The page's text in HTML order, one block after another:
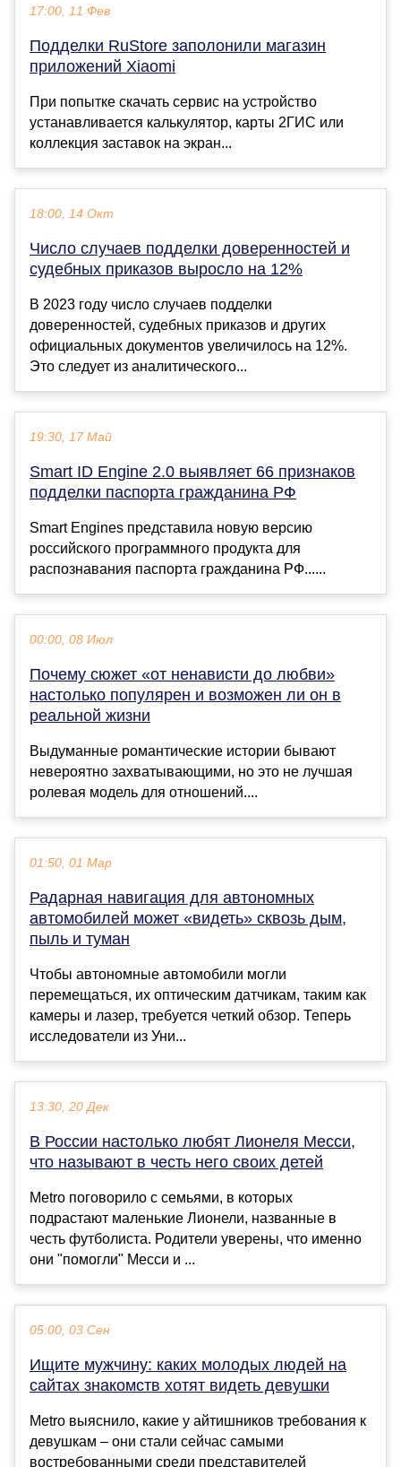
17:00, 11 Фев
Подделки RuStore заполонили магазин
приложений Xiaomi
При попытке скачать сервис на устройство
устанавливается калькулятор, карты 2ГИС или
коллекция заставок на экран...
18:00, 14 Окт
Число случаев подделки доверенностей и
судебных приказов выросло на 12%
В 2023 году число случаев подделки
доверенностей, судебных приказов и других
официальных документов увеличилось на 12%.
Это следует из аналитического...
19:30, 17 Май
Smart ID Engine 2.0 выявляет 66 признаков
подделки паспорта гражданина РФ
Smart Engines представила новую версию
российского программного продукта для
распознавания паспорта гражданина РФ......
00:00, 08 Июл
Почему сюжет «от ненависти до любви»
настолько популярен и возможен ли он в
реальной жизни
Выдуманные романтические истории бывают
невероятно захватывающими, но это не лучшая
ролевая модель для отношений....
01:50, 01 Мар
Радарная навигация для автономных
автомобилей может «видеть» сквозь дым,
пыль и туман
Чтобы автономные автомобили могли
перемещаться, их оптическим датчикам, таким как
камеры и лазер, требуется четкий обзор. Теперь
исследователи из Уни...
13:30, 20 Дек
В России настолько любят Лионеля Месси,
что называют в честь него своих детей
Metro поговорило с семьями, в которых
подрастают маленькие Лионели, названные в
честь футболиста. Родители уверены, что именно
они "помогли" Месси и ...
05:00, 03 Сен
Ищите мужчину: каких молодых людей на
сайтах знакомств хотят видеть девушки
Metro выяснило, какие у айтишников требования к
девушкам – они стали сейчас самыми
востребованными среди представителей